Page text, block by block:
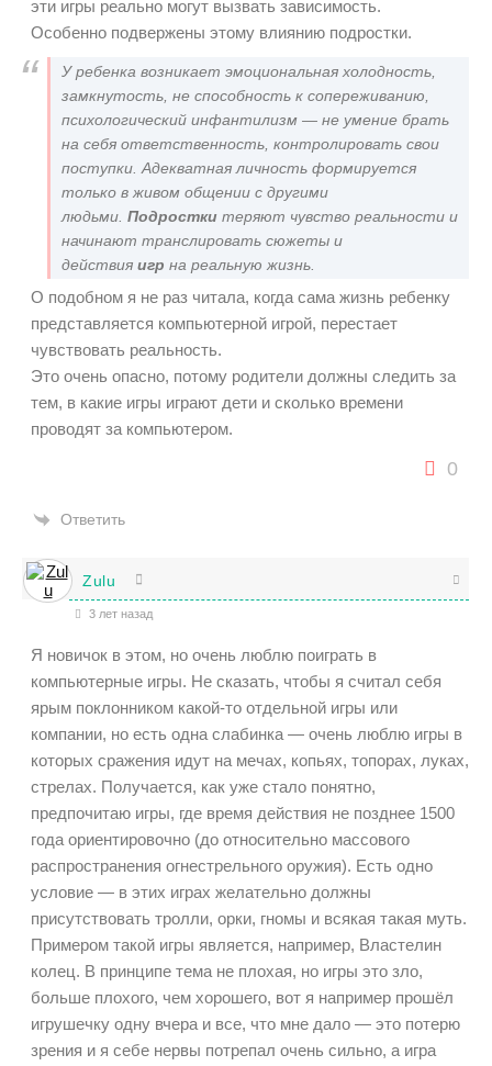
эти игры реально могут вызвать зависимость.
Особенно подвержены этому влиянию подростки.
У ребенка возникает эмоциональная холодность,
замкнутость, не способность к сопереживанию,
психологический инфантилизм — не умение брать
на себя ответственность, контролировать свои
поступки. Адекватная личность формируется
только в живом общении с другими
людьми. Подростки теряют чувство реальности и
начинают транслировать сюжеты и
действия игр на реальную жизнь.
О подобном я не раз читала, когда сама жизнь ребенку
представляется компьютерной игрой, перестает
чувствовать реальность.
Это очень опасно, потому родители должны следить за
тем, в какие игры играют дети и сколько времени
проводят за компьютером.
0
Ответить
Zulu
3 лет назад
Я новичок в этом, но очень люблю поиграть в
компьютерные игры. Не сказать, чтобы я считал себя
ярым поклонником какой-то отдельной игры или
компании, но есть одна слабинка — очень люблю игры в
которых сражения идут на мечах, копьях, топорах, луках,
стрелах. Получается, как уже стало понятно,
предпочитаю игры, где время действия не позднее 1500
года ориентировочно (до относительно массового
распространения огнестрельного оружия). Есть одно
условие — в этих играх желательно должны
присутствовать тролли, орки, гномы и всякая такая муть.
Примером такой игры является, например, Властелин
колец. В принципе тема не плохая, но игры это зло,
больше плохого, чем хорошего, вот я например прошёл
игрушечку одну вчера и все, что мне дало — это потерю
зрения и я себе нервы потрепал очень сильно, а игра